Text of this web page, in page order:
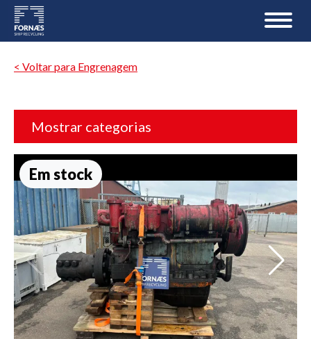
< Voltar para Engrenagem
Mostrar categorias
Em stock